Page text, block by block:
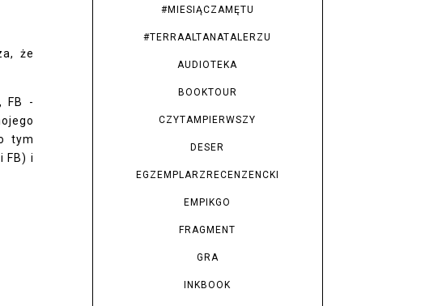
że
,
FB -
tym
FB) i
#MIESIĄCZAMĘTU
#TERRAALTANATALERZU
AUDIOTEKA
BOOKTOUR
CZYTAMPIERWSZY
DESER
EGZEMPLARZRECENZENCKI
EMPIKGO
FRAGMENT
GRA
INKBOOK